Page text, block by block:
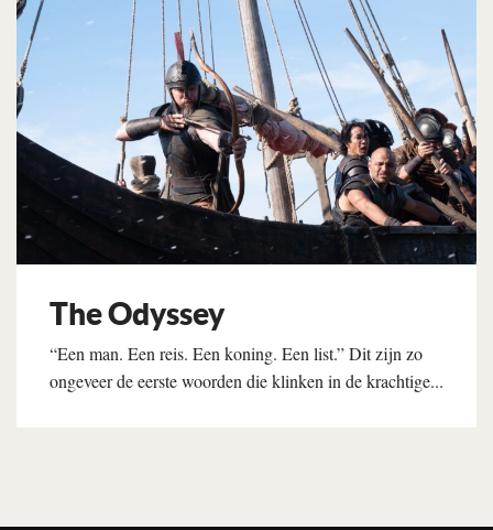
The Odyssey
“Een man. Een reis. Een koning. Een list.” Dit zijn zo
ongeveer de eerste woorden die klinken in de krachtige...